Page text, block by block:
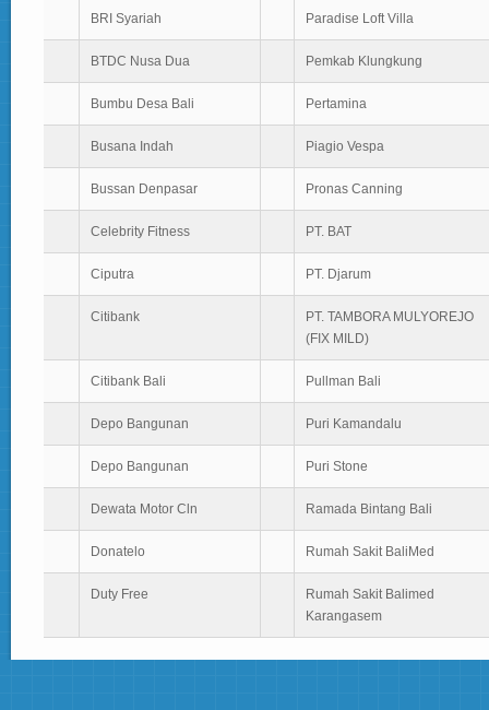
BRI Syariah Paradise Loft Villa
BTDC Nusa Dua Pemkab Klungkung
Bumbu Desa Bali Pertamina
Busana Indah Piagio Vespa
Bussan Denpasar Pronas Canning
Celebrity Fitness PT. BAT
Ciputra PT. Djarum
Citibank
PT. TAMBORA MULYOREJO
(FIX MILD)
Citibank Bali Pullman Bali
Depo Bangunan Puri Kamandalu
Depo Bangunan Puri Stone
Dewata Motor Cln Ramada Bintang Bali
Donatelo Rumah Sakit BaliMed
Duty Free
Rumah Sakit Balimed
Karangasem